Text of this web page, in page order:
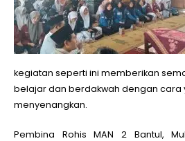
kegiatan seperti ini memberikan
belajar dan berdakwah dengan cara
menyenangkan.
Pembina Rohis MAN 2 Bantul,